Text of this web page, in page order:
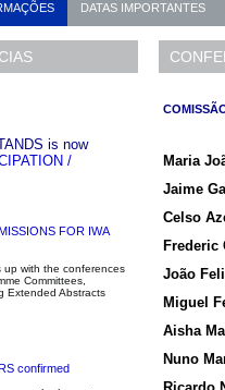
DATAS IMPORTANTES
is now
/
FOR IWA
up with the conferences
Committees,
Extended Abstracts
confirmed
Maria
Jaime
Celso
Frederic
João
Miguel
Aisha
Nuno